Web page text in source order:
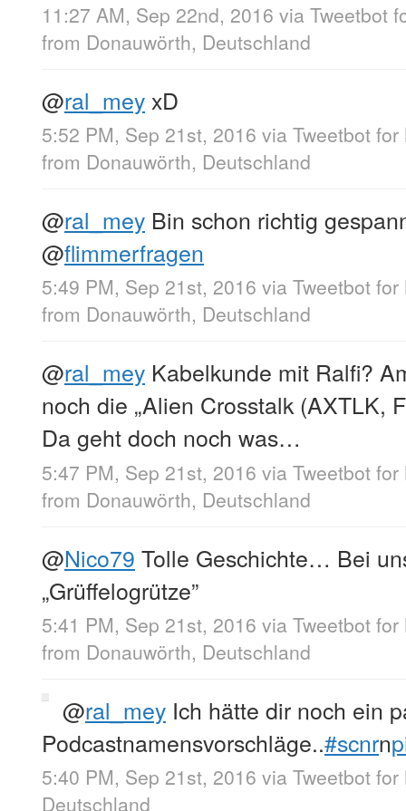
11:27 AM, Sep 22nd, 2016 via Tweetbot
from Donauwörth, Deutschland
@ral_mey xD
5:52 PM, Sep 21st, 2016 via Tweetbot for
from Donauwörth, Deutschland
@ral_mey Bin schon richtig
@flimmerfragen
5:49 PM, Sep 21st, 2016 via Tweetbot for
from Donauwörth, Deutschland
@ral_mey Kabelkunde mit Ralfi?
noch die „Alien Crosstalk (AXTLK,
Da geht doch noch was…
5:47 PM, Sep 21st, 2016 via Tweetbot for
from Donauwörth, Deutschland
@Nico79 Tolle Geschichte… Bei
„Grüffelogrütze”
5:41 PM, Sep 21st, 2016 via Tweetbot for
from Donauwörth, Deutschland
@ral_mey Ich hätte dir noch ein
Podcastnamensvorschläge..#scnrn
5:40 PM, Sep 21st, 2016 via Tweetbot for
Deutschland